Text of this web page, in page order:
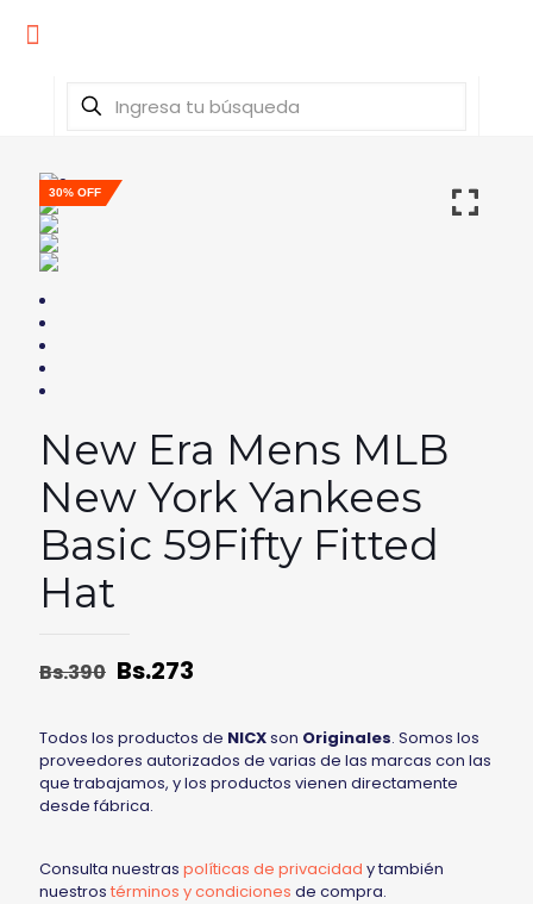
30% OFF
New Era Mens MLB
New York Yankees
Basic 59Fifty Fitted
Hat
Bs.390 Bs.273
Todos los productos de NICXson Originales. Somos los
proveedores autorizados de varias de las marcas con las
que trabajamos, y los productos vienen directamente
desde fábrica.
Consulta nuestras políticas de privacidad y también
nuestros términos y condiciones de compra.